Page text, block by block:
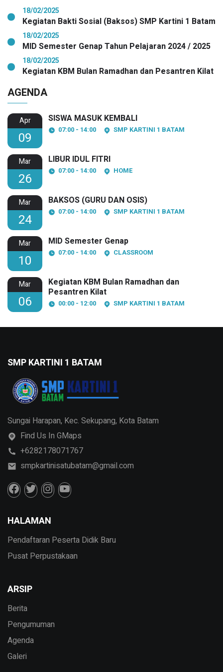
18/02/2025
Kegiatan Bakti Sosial (Baksos) SMP Kartini 1 Batam
18/02/2025
MID Semester Genap Tahun Pelajaran 2024 / 2025
18/02/2025
Kegiatan KBM Bulan Ramadhan dan Pesantren Kilat
AGENDA
Apr
09
SISWA MASUK KEMBALI
07:00 - 14:00 SMP KARTINI 1 BATAM
Mar
26
LIBUR IDUL FITRI
07:00 - 14:00 HOME
Mar
24
BAKSOS (GURU DAN OSIS)
07:00 - 14:00 SMP KARTINI 1 BATAM
Mar
10
MID Semester Genap
07:00 - 14:00 CLASSROOM
Mar
06
Kegiatan KBM Bulan Ramadhan dan
Pesantren Kilat
00:00 - 12:00 SMP KARTINI 1 BATAM
SMP KARTINI 1 BATAM
Sungai Harapan, Kec. Sekupang, Kota Batam
Find Us In GMaps
+6282178071767
smpkartinisatubatam@gmail.com
HALAMAN
Pendaftaran Peserta Didik Baru
Pusat Perpustakaan
ARSIP
Berita
Pengumuman
Agenda
Galeri